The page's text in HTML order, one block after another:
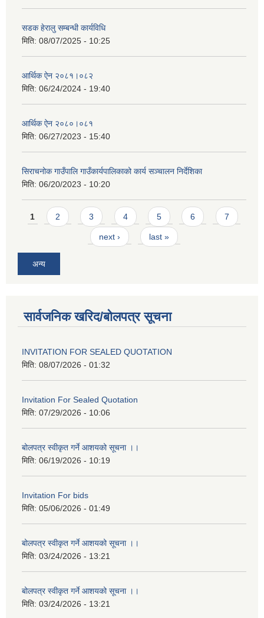
सडक हेरालु सम्बन्धी कार्यविधि
मिति: 08/07/2025 - 10:25
आर्थिक ऐन २०८१।०८२
मिति: 06/24/2024 - 19:40
आर्थिक ऐन २०८०।०८१
मिति: 06/27/2023 - 15:40
सिराचनोक गाउँपालि गाउँकार्यपालिकाको कार्य सञ्चालन निर्देशिका
मिति: 06/20/2023 - 10:20
Pages
1 2 3 4 5 6 7
next › last »
अन्य
सार्वजनिक खरिद/बोलपत्र सूचना
INVITATION FOR SEALED QUOTATION
मिति: 08/07/2026 - 01:32
Invitation For Sealed Quotation
मिति: 07/29/2026 - 10:06
बोलपत्र स्वीकृत गर्ने आशयको सूचना ।।
मिति: 06/19/2026 - 10:19
Invitation For bids
मिति: 05/06/2026 - 01:49
बोलपत्र स्वीकृत गर्ने आशयको सूचना ।।
मिति: 03/24/2026 - 13:21
बोलपत्र स्वीकृत गर्ने आशयको सूचना ।।
मिति: 03/24/2026 - 13:21